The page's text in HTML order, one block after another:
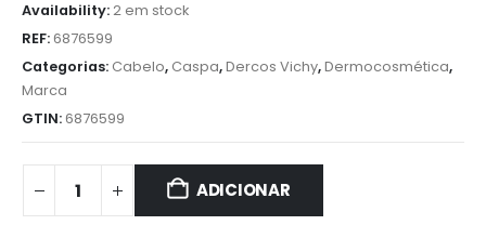
Availability:2 em stock
REF:6876599
Categorias: Cabelo, Caspa,Dercos Vichy,Dermocosmética,
Marca
GTIN:6876599
ADICIONAR